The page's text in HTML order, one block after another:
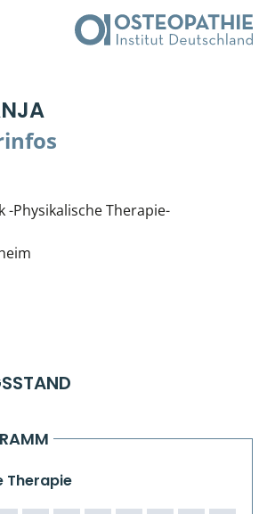
-Physikalische Therapie-
Therapie
Kurse
DB